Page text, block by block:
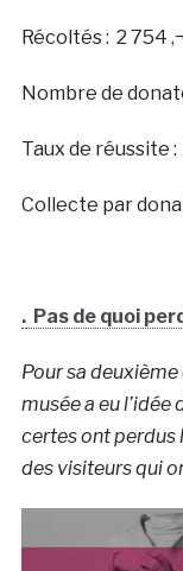
Récoltés : 2 754 ‚¬
Nombre de
Taux de réussite :
Collecte par
.Pas de quoi
Pour sa
musée a eu
certes ont perdus
des visiteurs qui